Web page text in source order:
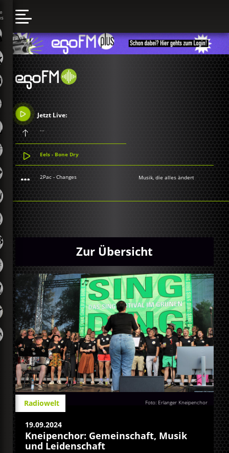
Jetzt Live:
...
Eels - Bone Dry
2Pac - Changes Musik, die alles ändert
Zur Übersicht
Foto: Erlanger Kneipenchor
Radiowelt
19.09.2024
Kneipenchor: Gemeinschaft, Musik
und Leidenschaft